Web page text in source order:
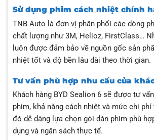
Sử dụng phim cách nhiệt chính
TNB Auto là đơn vị phân phối các dòng
chất lượng như 3M, Helioz, FirstClass…
luôn được đảm bảo về nguồn gốc sản
nhiệt tốt và độ bền lâu dài theo thời gian.
Tư vấn phù hợp nhu cầu của
Khách hàng BYD Sealion 6 sẽ được tư
phim, khả năng cách nhiệt và mức chi phí
đó dễ dàng lựa chọn gói dán phim phù
dụng và ngân sách thực tế.